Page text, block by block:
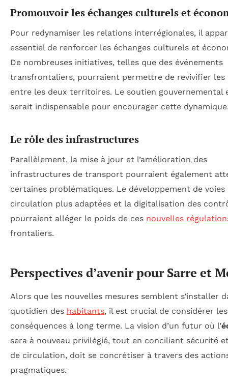
Promouvoir les échanges culturels et
Pour redynamiser les relations interrégionales, il
essentiel de renforcer les échanges culturels et
De nombreuses initiatives, telles que des événements
transfrontaliers, pourraient permettre de revivifier les
entre les deux territoires. Le soutien gouvernemental
serait indispensable pour encourager cette
Le rôle des infrastructures
Parallèlement, la mise à jour et l’amélioration des
infrastructures de transport pourraient également
certaines problématiques. Le développement de voies
circulation plus adaptées et la digitalisation des
pourraient alléger le poids de ces nouvelles
frontaliers.
Perspectives d’avenir pour Sarre et
Alors que les nouvelles mesures semblent s’installer
quotidien des habitants, il est crucial de considérer les
conséquences à long terme. La vision d’un futur où l’
sera à nouveau privilégié, tout en conciliant sécurité
de circulation, doit se concrétiser à travers des
pragmatiques.